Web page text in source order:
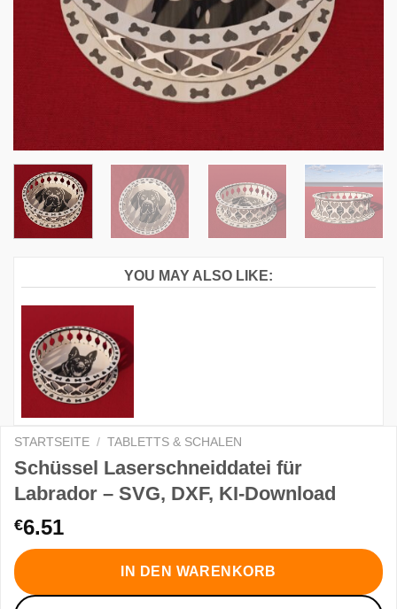
YOU MAY ALSO LIKE:
STARTSEITE / TABLETTS & SCHALEN
Schüssel Laserschneiddatei für
Labrador – SVG, DXF, KI-Download
€6.51
IN DEN WARENKORB